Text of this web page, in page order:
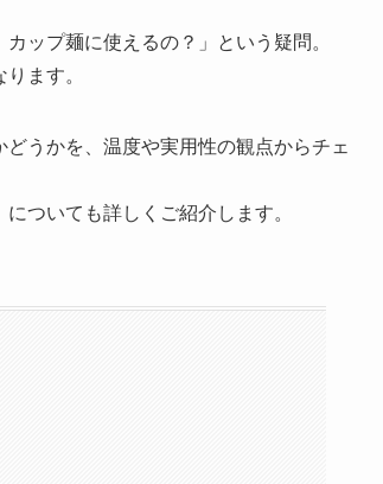
ップ麺に使えるの？」という疑問。
ます。
うかを、温度や実用性の観点からチェ
ついても詳しくご紹介します。